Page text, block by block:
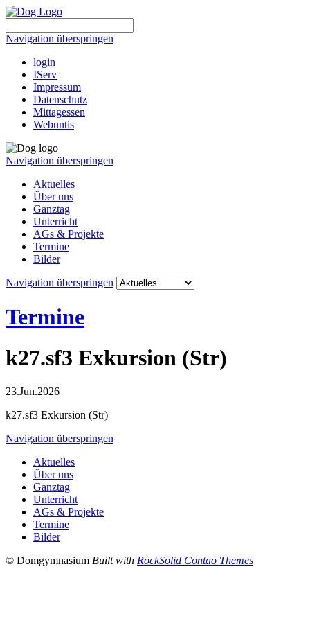
Navigation überspringen
login
IServ
Impressum
Datenschutz
Mittagessen
Webuntis
Navigation überspringen
Aktuelles
Über uns
Ganztag
Unterricht
AGs & Projekte
Termine
Bilder
Navigation überspringen
Termine
k27.sf3 Exkursion (Str)
23.Jun.2026
k27.sf3 Exkursion (Str)
Navigation überspringen
Aktuelles
Über uns
Ganztag
Unterricht
AGs & Projekte
Termine
Bilder
© Domgymnasium Built with RockSolid Contao Themes